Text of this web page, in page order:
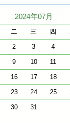
2024年07月
二 三 四
2 3 4
9 10 11
16 17 18
23 24 25
30 31